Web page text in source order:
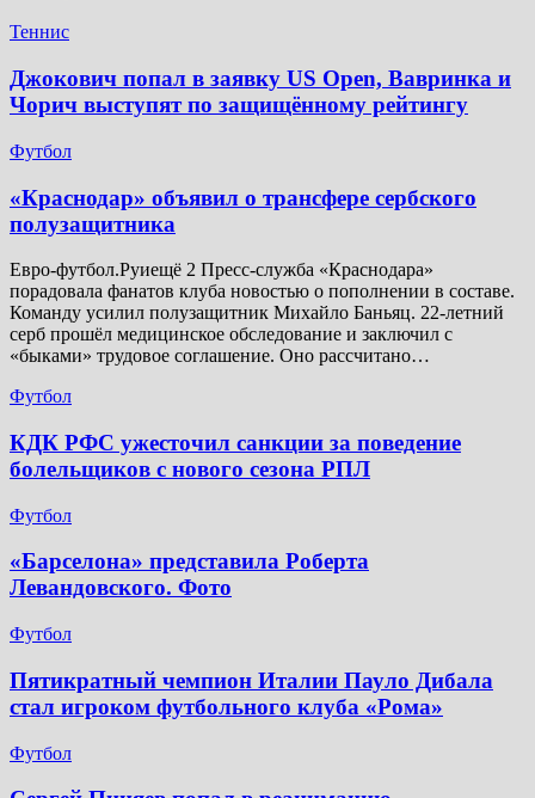
Теннис
Джокович попал в заявку US Open, Вавринка и
Чорич выступят по защищённому рейтингу
Футбол
​«Краснодар» объявил о трансфере сербского
полузащитника
Евро-футбол.Руиещё 2 Пресс-служба «Краснодара»
порадовала фанатов клуба новостью о пополнении в составе.
Команду усилил полузащитник Михайло Баньяц. 22-летний
серб прошёл медицинское обследование и заключил с
«быками» трудовое соглашение. Оно рассчитано…
Футбол
КДК РФС ужесточил санкции за поведение
болельщиков с нового сезона РПЛ
Футбол
«Барселона» представила Роберта
Левандовского. Фото
Футбол
Пятикратный чемпион Италии Пауло Дибала
стал игроком футбольного клуба «Рома»
Футбол